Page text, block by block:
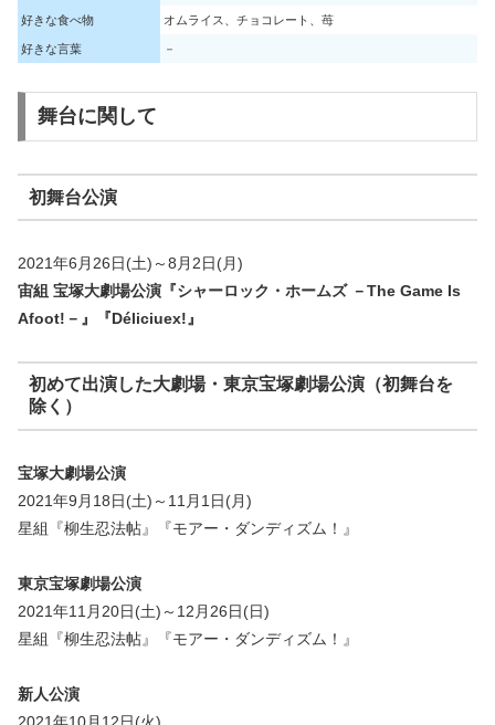
好きな食べ物 オムライス、チョコレート、苺
好きな言葉 －
舞台に関して
初舞台公演
2021年6月26日(土)～8月2日(月)
宙組 宝塚大劇場公演『シャーロック・ホームズ －The Game Is
Afoot!－』『Déliciuex!』
初めて出演した大劇場・東京宝塚劇場公演（初舞台を
除く）
宝塚大劇場公演
2021年9月18日(土)～11月1日(月)
星組『柳生忍法帖』『モアー・ダンディズム！』
東京宝塚劇場公演
2021年11月20日(土)～12月26日(日)
星組『柳生忍法帖』『モアー・ダンディズム！』
新人公演